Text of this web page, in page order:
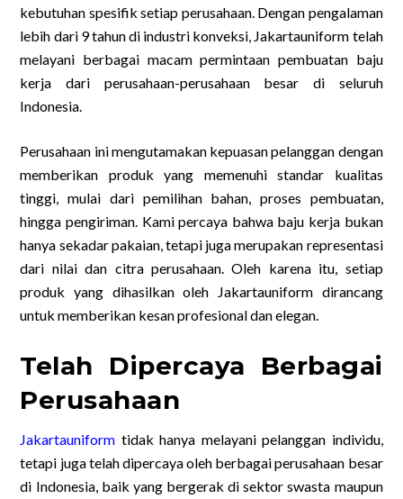
kebutuhan spesifik setiap perusahaan. Dengan pengalaman
lebih dari 9 tahun di industri konveksi, Jakartauniform telah
melayani berbagai macam permintaan pembuatan baju
kerja dari perusahaan-perusahaan besar di seluruh
Indonesia.
Perusahaan ini mengutamakan kepuasan pelanggan dengan
memberikan produk yang memenuhi standar kualitas
tinggi, mulai dari pemilihan bahan, proses pembuatan,
hingga pengiriman. Kami percaya bahwa baju kerja bukan
hanya sekadar pakaian, tetapi juga merupakan representasi
dari nilai dan citra perusahaan. Oleh karena itu, setiap
produk yang dihasilkan oleh Jakartauniform dirancang
untuk memberikan kesan profesional dan elegan.
Telah Dipercaya Berbagai
Perusahaan
Jakartauniform tidak hanya melayani pelanggan individu,
tetapi juga telah dipercaya oleh berbagai perusahaan besar
di Indonesia, baik yang bergerak di sektor swasta maupun